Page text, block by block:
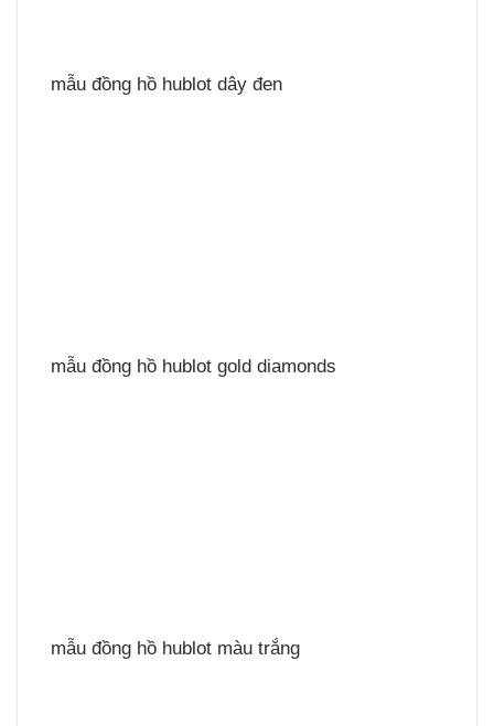
mẫu đồng hồ hublot dây đen
mẫu đồng hồ hublot gold diamonds
mẫu đồng hồ hublot màu trắng